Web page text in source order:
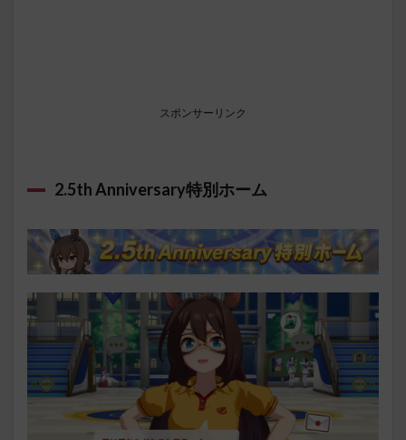
スポンサーリンク
2.5th Anniversary特別ホーム